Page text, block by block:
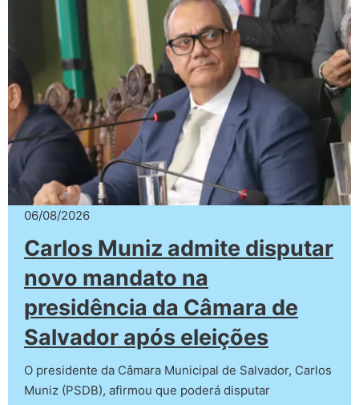
06/08/2026
Carlos Muniz admite disputar
novo mandato na
presidência da Câmara de
Salvador após eleições
O presidente da Câmara Municipal de Salvador, Carlos
Muniz (PSDB), afirmou que poderá disputar